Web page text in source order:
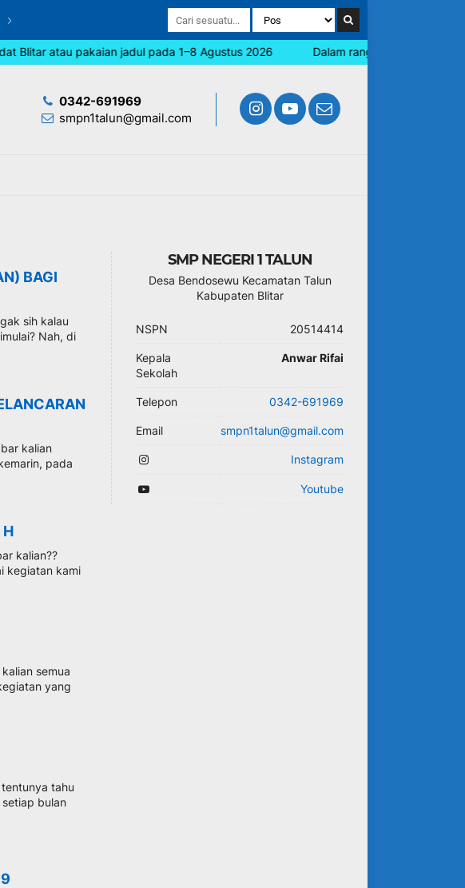
atau pakaian jadul pada 1–8 Agustus 2026 Dalam rangka memperingati
0342-691969
smpn1talun@gmail.com
BAGI
sih kalau
Nah, di
kalian
pada
H
kalian??
kegiatan kami
semua
yang
tahu
bulan
SMP NEGERI 1 TALUN
Desa Bendosewu Kecamatan Talun
Kabupaten Blitar
NSPN 20514414
Kepala
Sekolah
Anwar Rifai
Telepon 0342-691969
Email smpn1talun@gmail.com
Instagram
Youtube